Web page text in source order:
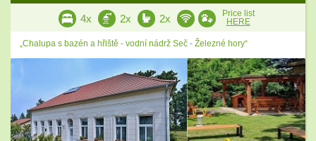
4x 2x 2x
Price list
HERE
„Chalupa s bazén a hřiště - vodní nádrž Seč - Železné hory“